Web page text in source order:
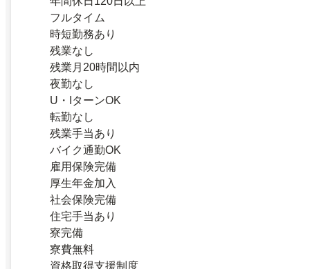
フルタイム
時短勤務あり
残業なし
残業月20時間以内
夜勤なし
U・IターンOK
転勤なし
残業手当あり
バイク通勤OK
雇用保険完備
厚生年金加入
社会保険完備
住宅手当あり
寮完備
寮費無料
資格取得支援制度